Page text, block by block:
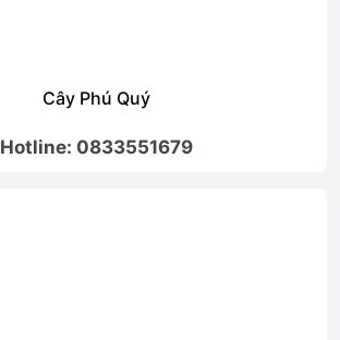
Cây Phú Quý
Hotline: 0833551679